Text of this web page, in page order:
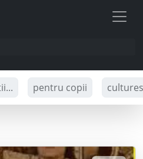
pentru copii